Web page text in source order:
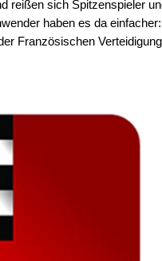
reißen sich Spitzenspieler
haben es da
Französischen